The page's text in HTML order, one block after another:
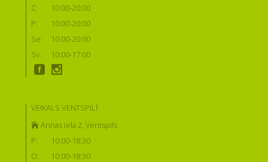
C:
10:00-20:00
P:
10:00-20:00
Se:
10:00-20:00
Sv:
10:00-17:00
VEIKALS VENTSPILĪ:
Annas iela 2, Ventspils
P:
10:00-18:30
O:
10:00-18:30